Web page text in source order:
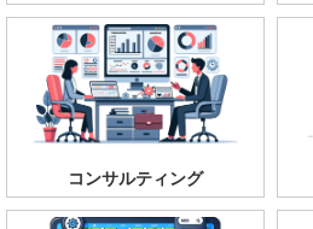
コンサルティング